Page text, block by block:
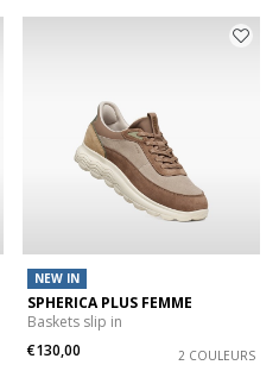
NEW IN
SPHERICA PLUS FEMME
Baskets slip in
€130,00
2 COULEURS